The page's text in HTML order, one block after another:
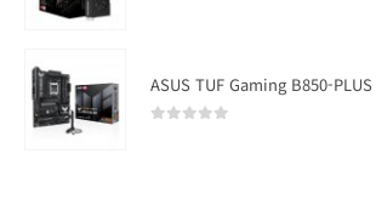
ASUS TUF Gaming B850-PLUS